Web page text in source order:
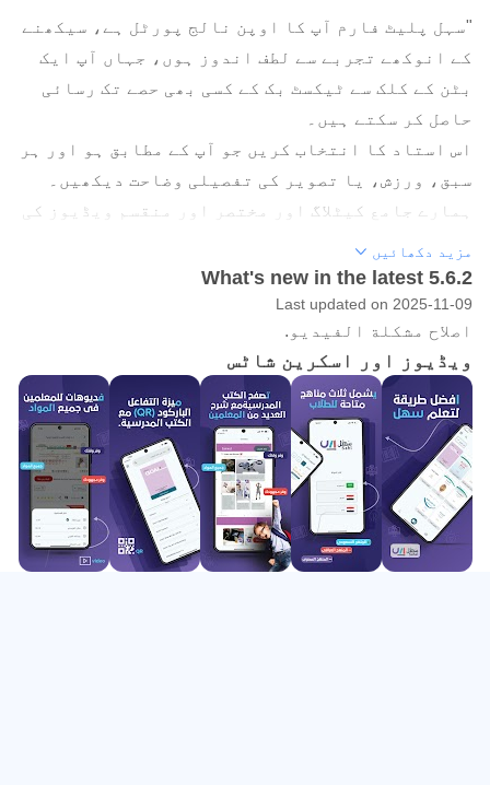
"سہل پلیٹ فارم آپ کا اوپن نالج پورٹل ہے، سیکھنے
کے انوکھے تجربے سے لطف اندوز ہوں، جہاں آپ ایک
بٹن کے کلک سے ٹیکسٹ بک کے کسی بھی حصے تک رسائی
حاصل کر سکتے ہیں۔
اس استاد کا انتخاب کریں جو آپ کے مطابق ہو اور ہر
سبق، ورزش، یا تصویر کی تفصیلی وضاحت دیکھیں۔
ہمارے جامع کیٹلاگ اور مختصر اور منقسم ویڈیوز کی
اعلیٰ سکور حاصل کرنے کی ضرورت ہے۔ ہمارا مقصد
سیکھنے کا سب سے آسان اور تیز ترین طریقہ فراہم
کرنا ہے۔
Sahl پلیٹ فارم میں عرب دنیا میں سبق کی وضاحت کی
سب سے بڑی ڈیجیٹل لائبریری شامل ہے۔ 2,500 سے زیادہ
اساتذہ، 600,000 ویڈیوز، اور 20,000 تدریسی اوقات
کے ساتھ، ہم تمام نصاب کی جامع کوریج کی ضمانت
دیتے ہیں۔ چاہے آپ کسی پیچیدہ تصور کی آسان وضاحت
یا کسی مشکل مشق کا حل تلاش کر رہے ہوں، آپ کو یہ
ہمارے پلیٹ فارم پر مل جائے گا۔ ہم سمجھتے ہیں کہ
تعلیم ہر کسی کے لیے کسی بھی وقت دستیاب ہونی
مزید دکھائیں
What's new in the latest 5.6.2
Last updated on 2025-11-09
اصلاح مشكلة الفيديو.
ویڈیوز اور اسکرین شاٹس